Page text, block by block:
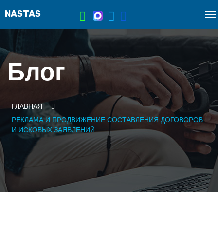
Блог
ГЛАВНАЯ
РЕКЛАМА И ПРОДВИЖЕНИЕ СОСТАВЛЕНИЯ ДОГОВОРОВ
И ИСКОВЫХ ЗАЯВЛЕНИЙ